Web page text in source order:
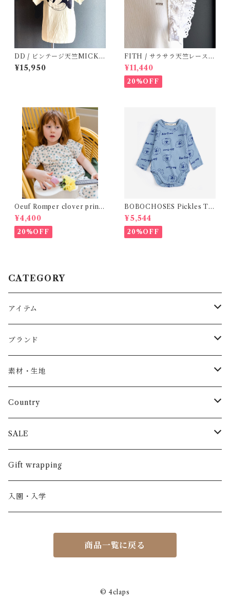
DD / ビンテージ天竺MICKE
YTee (1・2 )
¥15,950
FITH / サラサラ天竺レースT
シャツ (White) / 145・155
¥11,440
20%OFF
Oeuf Romper clover print
Kid Tee (2-5y)
¥4,400
20%OFF
BOBOCHOSES Pickles Th
e Dog all over body /9-12
m
¥5,544
20%OFF
CATEGORY
アイテム
Baby
トップス
長袖
半袖
パンツ
長ズボン
半ズボン
スカート
ワンピース
カーディガン / 羽織もの
ブランド
AS WE GROW
ARCH&LINE
BABE & TESS
BOBOCHOSES
BONHEUR DU JOUR
素材・生地
コットン 100%
リネン( 麻 )
ウール
アルパカ
Country
France / フランス
Italy / イタリア
NY / ニューヨーク
Spain / スペイン
SALE
男の子
女の子
くつ・帽子・Bag
Gift wrapping
入園・入学
商品一覧に戻る
© 4claps